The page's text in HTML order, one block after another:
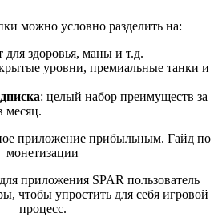
можно условно разделить на:
для здоровья, маны и т.д.
уровни, премиальные танки и
: целый набор преимуществ за
месяц.
приложения SPAR пользователь
чтобы упростить для себя игровой
процесс.